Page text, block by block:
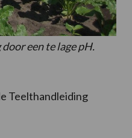
een te lage pH.
Teelthandleiding